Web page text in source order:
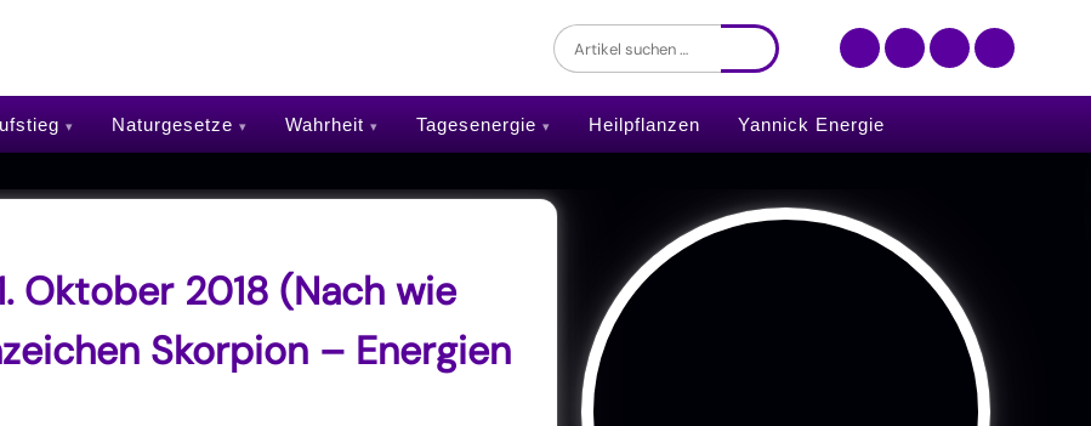
Naturgesetze Wahrheit Tagesenergie Heilpflanzen Yannick Energie
Oktober 2018 (Nach wie
Skorpion – Energien